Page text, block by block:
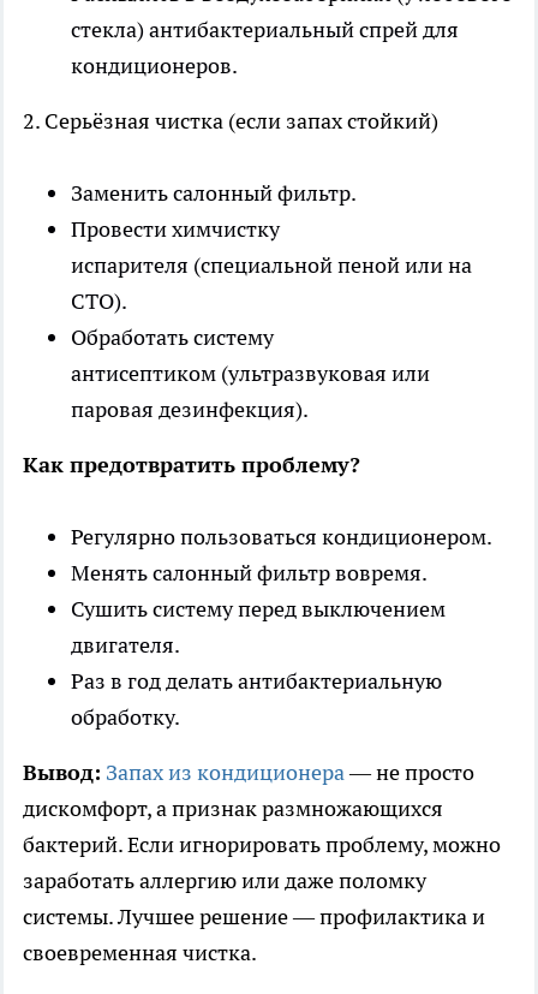
стекла) антибактериальный спрей для
кондиционеров.
2. Серьёзная чистка (если запах стойкий)
Заменить салонный фильтр.
Провести химчистку
испарителя (специальной пеной или на
СТО).
Обработать систему
антисептиком (ультразвуковая или
паровая дезинфекция).
Как предотвратить проблему?
Регулярно пользоваться кондиционером.
Менять салонный фильтр вовремя.
Сушить систему перед выключением
двигателя.
Раз в год делать антибактериальную
обработку.
Вывод: Запах из кондиционера— не просто
дискомфорт, а признак размножающихся
бактерий. Если игнорировать проблему, можно
заработать аллергию или даже поломку
системы. Лучшее решение — профилактика и
своевременная чистка.